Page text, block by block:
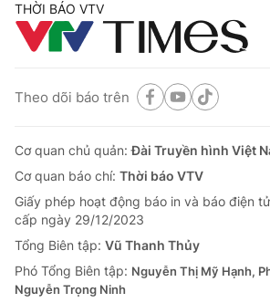
THỜI BÁO VTV
Theo dõi báo trên
Cơ quan chủ quản:Đài Truyền hình Việt
Cơ quan báo chí: Thời báo VTV
Giấy phép hoạt động báo in và báo điện
cấp ngày 29/12/2023
Tổng Biên tập: Vũ Thanh Thủy
Phó Tổng Biên tập: Nguyễn Thị Mỹ Hạnh,
Nguyễn Trọng Ninh